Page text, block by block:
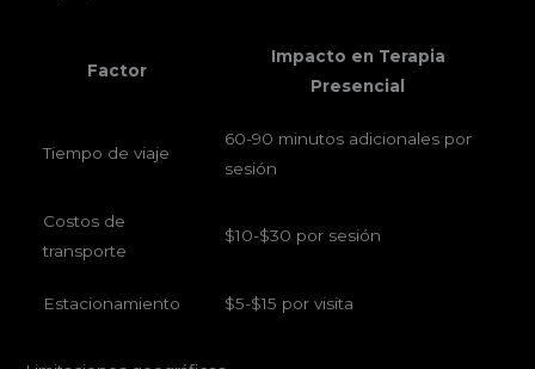
Factor
Impacto en Terapia
Presencial
Tiempo de viaje
60-90 minutos adicionales por
sesión
Costos de
transporte
$10-$30 por sesión
Estacionamiento $5-$15 por visita